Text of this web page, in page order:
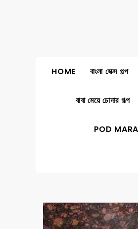
HOME বাংলা সেক্স গল্প
বাবা মেয়ে চোদার গল্প
POD